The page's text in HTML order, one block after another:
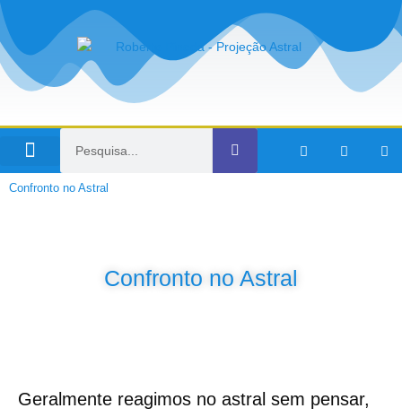
Confronto no Astral
Confronto no Astral
Geralmente reagimos no astral sem pensar,